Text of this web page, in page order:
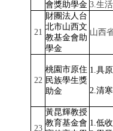
會獎助學金 3.生
21
財團法人台
北市山西文
教基金會助
學金
山西
22
桃園市原住
民族學生獎
助金
1.具
2.清
23
黃昆輝教授
教育基金會 1.低